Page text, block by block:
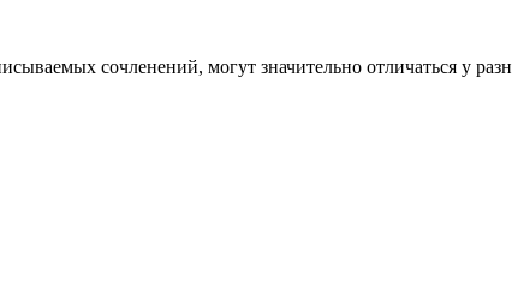
сочленений, могут значительно отличаться у